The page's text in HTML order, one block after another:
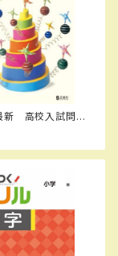
高校入試問題
年春受験用
ット ISBN： ISBN
：004000590